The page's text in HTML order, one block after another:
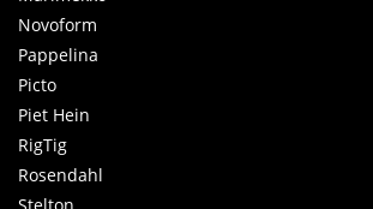
Novoform
Pappelina
Picto
Piet Hein
RigTig
Rosendahl